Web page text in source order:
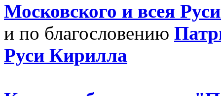
Московского и всея
и по благословению
Руси Кирилла